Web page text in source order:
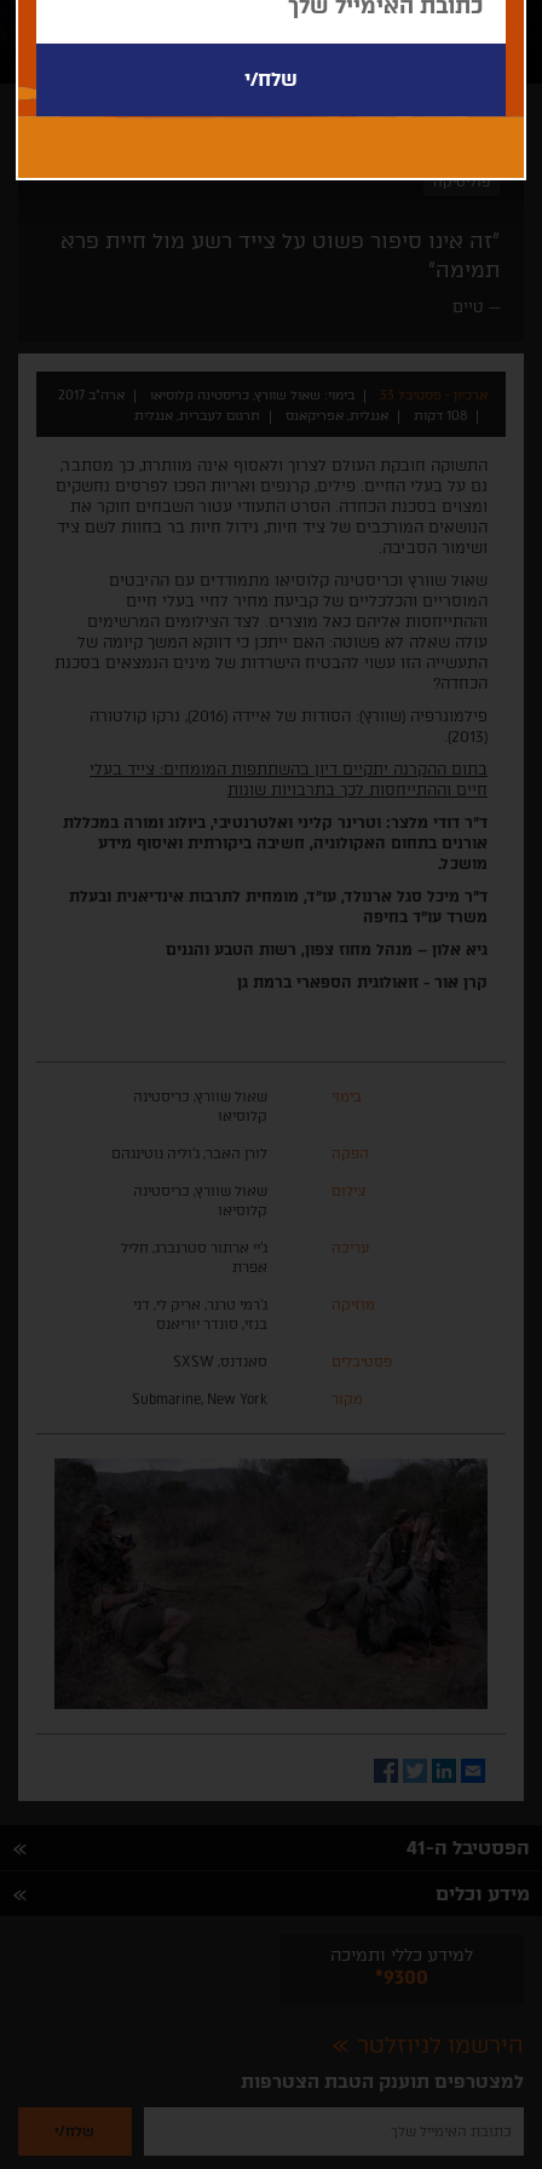
פוליטיקה
"זה אינו סיפור פשוט על צייד רשע מול חיית פרא
תמימה"
טיים
ארכיון - פסטיבל 33 בימוי: שאול שוורץ, כריסטינה קלוסיאו
ארה"ב 2017
108 דקות
אנגלית, אפריקאנס תרגום לעברית, אנגלית
התשוקה חובקת העולם לצרוך ולאסוף אינה מוותרת, כך מסתבר,
גם על בעלי החיים. פילים, קרנפים ואריות הפכו לפרסים נחשקים
ומצוים בסכנת הכחדה. הסרט התעודי עטור השבחים חוקר את
הנושאים המורכבים של ציד חיות, גידול חיות בר בחוות לשם ציד
ושימור הסביבה.
שאול שוורץ וכריסטינה קלוסיאו מתמודדים עם ההיבטים
המוסריים והכלכליים של קביעת מחיר לחיי בעלי חיים
וההתייחסות אליהם כאל מוצרים. לצד הצילומים המרשימים
עולה שאלה לא פשוטה: האם ייתכן כי דווקא המשך קיומה של
התעשייה הזו עשוי להבטיח הישרדות של מינים הנמצאים בסכנת
הכחדה?
פילמוגרפיה (שוורץ): הסודות של איידה (2016), נרקו קולטורה
(2013).
בתום ההקרנה יתקיים דיון בהשתתפות המומחים: צייד בעלי
חיים וההתייחסות לכך בתרבויות שונות
ד"ר דודי מלצר: וטרינר קליני ואלטרנטיבי, ביולוג ומורה במכללת
אורנים בתחום האקולוגיה, חשיבה ביקורתית ואיסוף מידע
מושכל.
ד"ר מיכל סגל ארנולד, עו"ד, מומחית לתרבות אינדיאנית ובעלת
משרד עו"ד בחיפה
גיא אלון – מנהל מחוז צפון, רשות הטבע והגנים
קרן אור - זואולוגית הספארי ברמת גן
בימוי
שאול שוורץ, כריסטינה
קלוסיאו
הפקה לורן האבר, ג'וליה נוטינגהם
צילום
שאול שוורץ, כריסטינה
קלוסיאו
עריכה
ג'יי ארתור סטרנברג, חליל
אפרת
מוזיקה
ג'רמי טרנר, אריק לי, דני
בנזי, סונדר יוריאנס
פסטיבלים סאנדנס, SXSW
מקור Submarine, New York
Email
LinkedIn
Twitter
Facebook
הפסטיבל ה-41
מידע וכלים
למידע כללי ותמיכה
*9300
הירשמו לניוזלטר
למצטרפים תוענק הטבת הצטרפות
להזין